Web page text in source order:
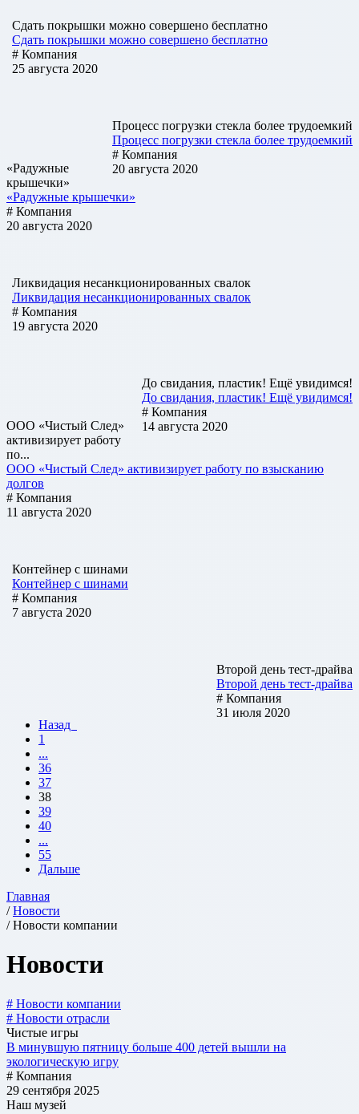
Cдать покрышки можно совершено бесплатно
Cдать покрышки можно совершено бесплатно
# Компания
25 августа 2020
Процесс погрузки стекла более трудоемкий
Процесс погрузки стекла более трудоемкий
# Компания
20 августа 2020
«Радужные
крышечки»
«Радужные крышечки»
# Компания
20 августа 2020
Ликвидация несанкционированных свалок
Ликвидация несанкционированных свалок
# Компания
19 августа 2020
До свидания, пластик! Ещё увидимся!
До свидания, пластик! Ещё увидимся!
# Компания
14 августа 2020
ООО «Чистый След»
активизирует работу
по...
ООО «Чистый След» активизирует работу по взысканию
долгов
# Компания
11 августа 2020
Контейнер с шинами
Контейнер с шинами
# Компания
7 августа 2020
Второй день тест-драйва
Второй день тест-драйва
# Компания
31 июля 2020
Назад
1
...
36
37
38
39
40
...
55
Дальше
Главная
/Новости
/ Новости компании
Новости
# Новости компании
# Новости отрасли
Чистые игры
В минувшую пятницу больше 400 детей вышли на
экологическую игру
# Компания
29 сентября 2025
Наш музей